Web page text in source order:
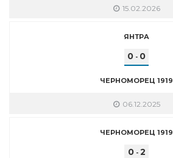
15.02.2026
ЯНТРА
0 - 0
ЧЕРНОМОРЕЦ 1919
06.12.2025
ЧЕРНОМОРЕЦ 1919
0- 2